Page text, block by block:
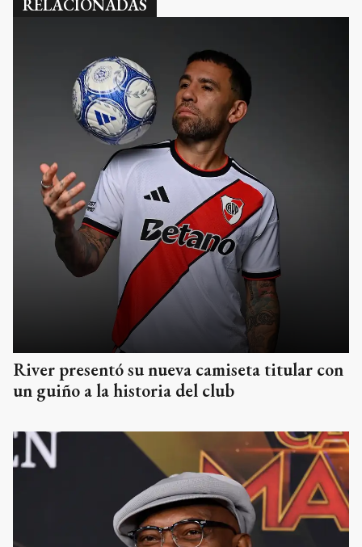
RELACIONADAS
River presentó su nueva camiseta titular con
un guiño a la historia del club